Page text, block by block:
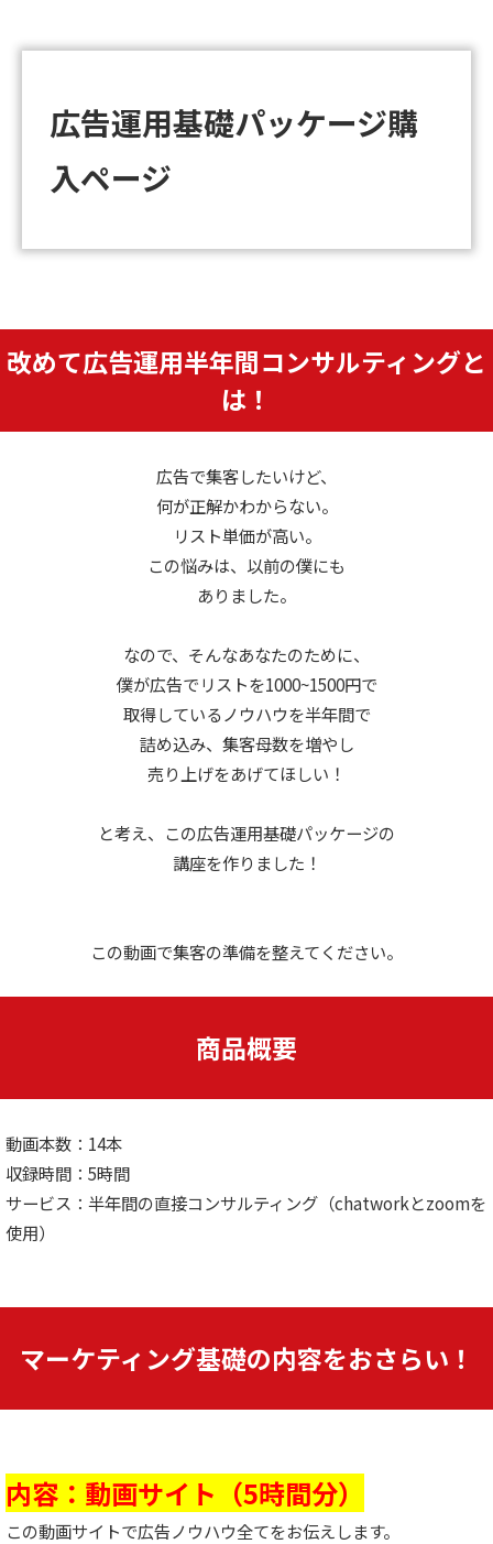
広告運用基礎パッケージ購
入ページ
改めて広告運用半年間コンサルティングと
は！
広告で集客したいけど、
何が正解かわからない。
リスト単価が高い。
この悩みは、以前の僕にも
ありました。
なので、そんなあなたのために、
僕が広告でリストを1000~1500円で
取得しているノウハウを半年間で
詰め込み、集客母数を増やし
売り上げをあげてほしい！
と考え、この広告運用基礎パッケージの
講座を作りました！
この動画で集客の準備を整えてください。
商品概要
動画本数：14本
収録時間：5時間
サービス：半年間の直接コンサルティング（chatworkとzoomを
使用）
マーケティング基礎の内容をおさらい！
内容：動画サイト（5時間分）
この動画サイトで広告ノウハウ全てをお伝えします。